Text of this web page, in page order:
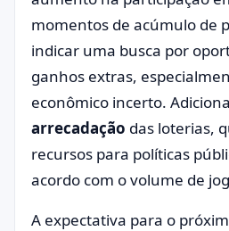
momentos de acúmulo de
indicar uma busca por
ganhos extras,
econômico incerto.
arrecadação das loterias,
recursos para políticas
acordo com o volume de
A expectativa para o